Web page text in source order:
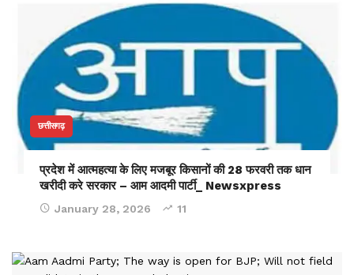
छत्तीसगढ़
प्रदेश में आत्महत्या के लिए मजबूर किसानों की 28 फरवरी तक धान
खरीदी करे सरकार – आम आदमी पार्टी_ Newsxpress
January 28, 2026 11